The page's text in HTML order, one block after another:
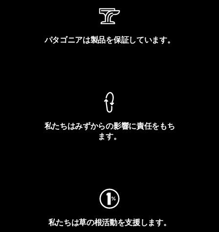
パタゴニアは製品を保証しています。
私たちはみずからの影響に責任をもち
ます。
私たちは草の根活動を支援します。